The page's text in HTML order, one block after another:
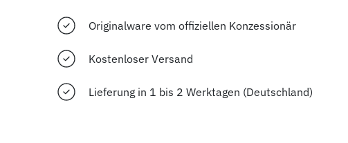
Originalware vom offiziellen Konzessionär
Kostenloser Versand
Lieferung in 1 bis 2 Werktagen (Deutschland)